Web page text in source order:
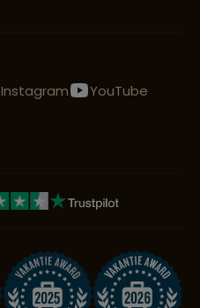
Instagram
YouTube